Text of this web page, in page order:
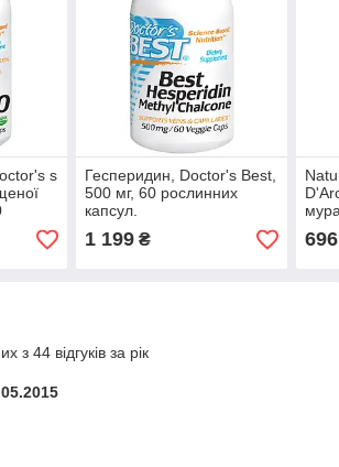
s
США.
Гесперидин, Doctor's Best,
500 мг, 60 рослинних
капсул.
1 199₴
мг,
696
з 44 відгуків за рік